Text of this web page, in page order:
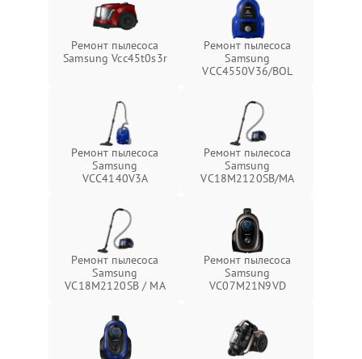
Ремонт пылесоса
Samsung Vcc45t0s3r
Ремонт пылесоса
Samsung
VCC4550V36/BOL
Ремонт пылесоса
Samsung
VCC4140V3A
Ремонт пылесоса
Samsung
VC18M2120SB/MA
Ремонт пылесоса
Samsung
VC18M2120SB / MA
Ремонт пылесоса
Samsung
VC07M21N9VD